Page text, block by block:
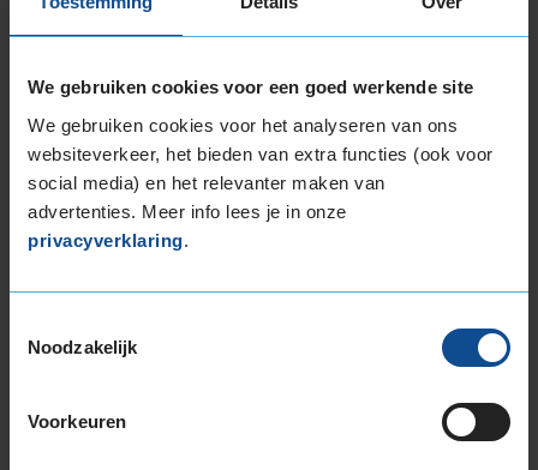
We gebruiken cookies voor een goed werkende site
We gebruiken cookies voor het analyseren van ons
websiteverkeer, het bieden van extra functies (ook voor
social media) en het relevanter maken van
advertenties. Meer info lees je in onze
privacyverklaring.
Noodzakelijk
Voorkeuren
Uniroyal is opgericht in 1892 in Amerika. In haar
Company’. Inmiddels is Uniroyal uitgegroeid tot
een wereldwijd gewaardeerde bandenfabrikant. In
1958 fuseerde het Amerikaanse rubberbedrijf met
de Belgische bandenfabrikant Englebert. In 1979
is het Europese onderdeel van Uniroyal
geïntegreerd in Continental AG.